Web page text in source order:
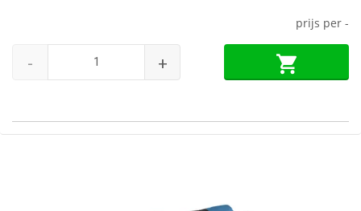
prijs per -
- +